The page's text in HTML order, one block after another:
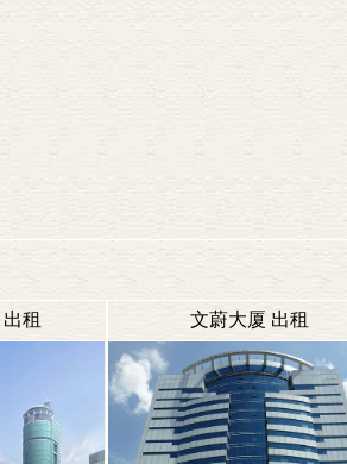
租 文蔚大厦 出租